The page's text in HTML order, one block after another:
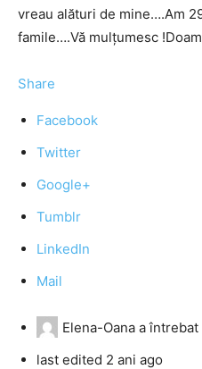
vreau alături de mine….Am
famile….Vă mulţumesc
Share
Facebook
Twitter
Google+
Tumblr
LinkedIn
Mail
Elena-Oana a întrebat
last edited 2 ani ago